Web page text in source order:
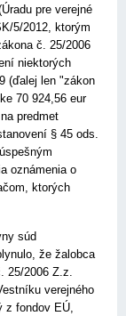
pre verejné
5/2012, ktorým
č. 25/2006
niektorých
(ďalej len "zákon
70 924,56 eur
predmet
§ 45 ods.
oznámenia o
ktorých
súd
že žalobca
25/2006 Z.z.
verejného
z fondov EÚ,